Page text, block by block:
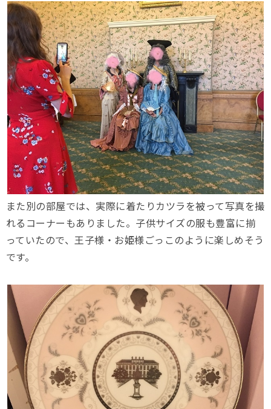
また別の部屋では、実際に着たりカツラを被って写真を撮
れるコーナーもありました。子供サイズの服も豊富に揃
っていたので、王子様・お姫様ごっこのように楽しめそう
です。